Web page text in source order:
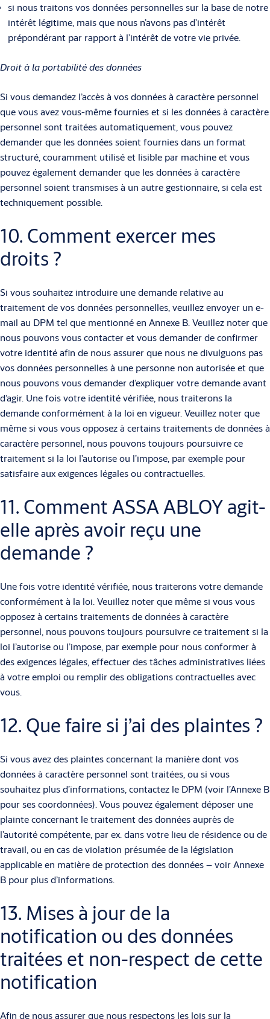
si nous traitons vos données personnelles sur la base de notre
intérêt légitime, mais que nous n’avons pas d’intérêt
prépondérant par rapport à l’intérêt de votre vie privée.
Droit à la portabilité des données
Si vous demandez l’accès à vos données à caractère personnel
que vous avez vous-même fournies et si les données à caractère
personnel sont traitées automatiquement, vous pouvez
demander que les données soient fournies dans un format
structuré, couramment utilisé et lisible par machine et vous
pouvez également demander que les données à caractère
personnel soient transmises à un autre gestionnaire, si cela est
techniquement possible.
10. Comment exercer mes
droits ?
Si vous souhaitez introduire une demande relative au
traitement de vos données personnelles, veuillez envoyer un e-
mail au DPM tel que mentionné en Annexe B. Veuillez noter que
nous pouvons vous contacter et vous demander de confirmer
votre identité afin de nous assurer que nous ne divulguons pas
vos données personnelles à une personne non autorisée et que
nous pouvons vous demander d’expliquer votre demande avant
d’agir. Une fois votre identité vérifiée, nous traiterons la
demande conformément à la loi en vigueur. Veuillez noter que
même si vous vous opposez à certains traitements de données à
caractère personnel, nous pouvons toujours poursuivre ce
traitement si la loi l’autorise ou l’impose, par exemple pour
satisfaire aux exigences légales ou contractuelles.
11. Comment ASSA ABLOY agit-
elle après avoir reçu une
demande ?
Une fois votre identité vérifiée, nous traiterons votre demande
conformément à la loi. Veuillez noter que même si vous vous
opposez à certains traitements de données à caractère
personnel, nous pouvons toujours poursuivre ce traitement si la
loi l’autorise ou l’impose, par exemple pour nous conformer à
des exigences légales, effectuer des tâches administratives liées
à votre emploi ou remplir des obligations contractuelles avec
vous.
12. Que faire si j’ai des plaintes ?
Si vous avez des plaintes concernant la manière dont vos
données à caractère personnel sont traitées, ou si vous
souhaitez plus d’informations, contactez le DPM (voir l’Annexe B
pour ses coordonnées). Vous pouvez également déposer une
plainte concernant le traitement des données auprès de
l’autorité compétente, par ex. dans votre lieu de résidence ou de
travail, ou en cas de violation présumée de la législation
applicable en matière de protection des données – voir Annexe
B pour plus d’informations.
13. Mises à jour de la
notification ou des données
traitées et non-respect de cette
notification
Afin de nous assurer que nous respectons les lois sur la